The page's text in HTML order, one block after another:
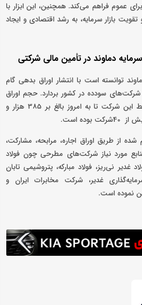
عموم فراهم می‌کند. همچنین، این ابزار با
بازار سرمایه، به رشد اقتصادی و ایجاد
دماوند در تأمین مالی شرکتی
توانسته است با انتشار اوراق بدهی گام
شرکت‌های سودده در کشور بردارد. حجم اوراق
بدهی منتشر شده توسط این شرکت تا به امروز بالغ بر 385 هزار و
از طریق اوراق اجاره، مرابحه، مشارکت،
مورد نیاز شرکت‌های مطرحی چون فولاد
غدیر نی‌ریز، فولاد مبارکه، پتروشیمی تابان
غدیر، شرکت مخابرات ایران و
نموده است.